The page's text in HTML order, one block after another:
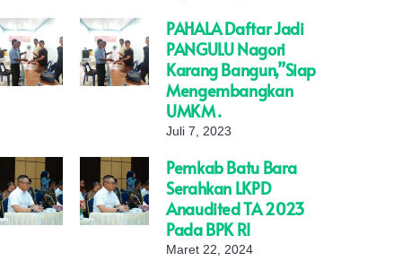
PAHALA Daftar Jadi
PANGULU Nagori
Karang Bangun,”Siap
Mengembangkan
UMKM .
Juli 7, 2023
Pemkab Batu Bara
Serahkan LKPD
Anaudited TA 2023
Pada BPK RI
Maret 22, 2024